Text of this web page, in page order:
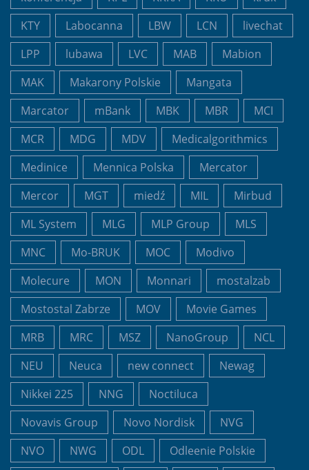
KTY
Labocanna LBW LCN
livechat
LPP
lubawa LVC MAB
Mabion
MAK
Makarony Polskie
Mangata
Marcator
mBank MBK MBR
MCI
MCR
MDG MDV
Medicalgorithmics
Medinice
Mennica Polska
Mercator
Mercor
MGT miedź MIL
Mirbud
ML System
MLG MLP Group
MLS
MNC
Mo-BRUK MOC
Modivo
Molecure
MON Monnari
mostalzab
Mostostal Zabrze
MOV
Movie Games
MRB
MRC MSZ NanoGroup
NCL
NEU
Neuca new connect
Newag
Nikkei 225
NNG
Noctiluca
Novavis Group
Novo Nordisk
NVG
NVO
NWG ODL
Odleenie Polskie